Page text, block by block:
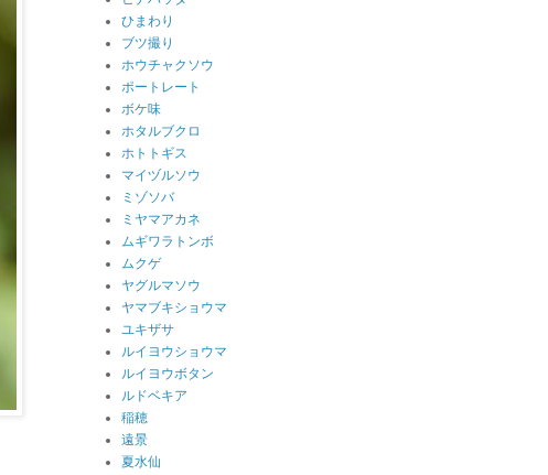
ひまわり
ブツ撮り
ホウチャクソウ
ポートレート
ボケ味
ホタルブクロ
ホトトギス
マイヅルソウ
ミゾソバ
ミヤマアカネ
ムギワラトンボ
ムクゲ
ヤグルマソウ
ヤマブキショウマ
ユキザサ
ルイヨウショウマ
ルイヨウボタン
ルドベキア
稲穂
遠景
夏水仙